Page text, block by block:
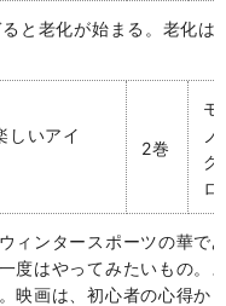
と老化が始まる。老化
しいアイ
2巻
モ
ノ
ク
ロ
ィンタースポーツの華で
度はやってみたいもの。
映画は、初心者の心得か